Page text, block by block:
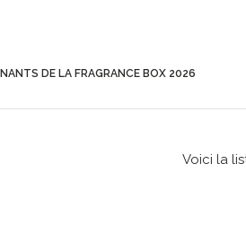
DE LA FRAGRANCE BOX 2026
Voici la